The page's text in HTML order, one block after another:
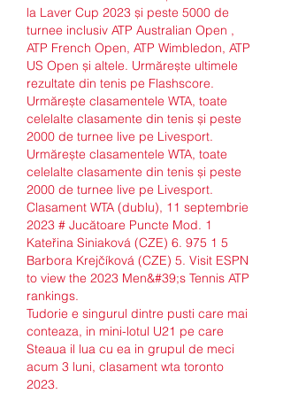
la Laver Cup 2023 și peste 5000 de
turnee inclusiv ATP Australian Open ,
ATP French Open, ATP Wimbledon, ATP
US Open și altele. Urmărește ultimele
rezultate din tenis pe Flashscore.
Urmărește clasamentele WTA, toate
celelalte clasamente din tenis și peste
2000 de turnee live pe Livesport.
Urmărește clasamentele WTA, toate
celelalte clasamente din tenis și peste
2000 de turnee live pe Livesport.
Clasament WTA (dublu), 11 septembrie
2023 # Jucătoare Puncte Mod. 1
Kateřina Siniaková (CZE) 6. 975 1 5
Barbora Krejčíková (CZE) 5. Visit ESPN
to view the 2023 Men&#39;s Tennis ATP
rankings.
Tudorie e singurul dintre pusti care mai
conteaza, in mini-lotul U21 pe care
Steaua il lua cu ea in grupul de meci
acum 3 luni, clasament wta toronto
2023.